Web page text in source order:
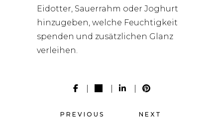
Eidotter, Sauerrahm oder Joghurt
hinzugeben, welche Feuchtigkeit
spenden und zusätzlichen Glanz
verleihen.
PREVIOUS NEXT